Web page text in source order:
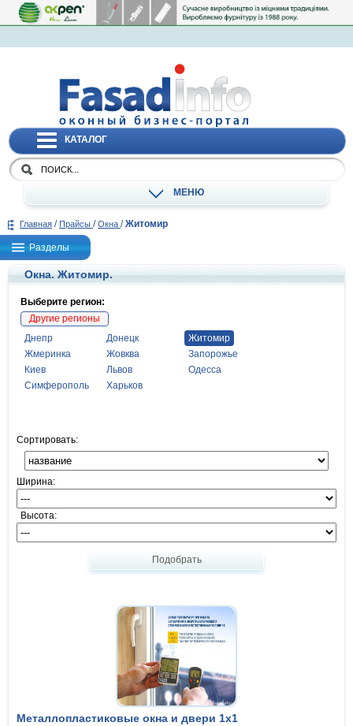
КАТАЛОГ
МЕНЮ
Главная / Прайсы / Окна / Житомир
Разделы
Окна. Житомир.
Выберите регион:
Другие регионы
Днепр
Донецк
Житомир
Жмеринка
Жовква
Запорожье
Киев
Львов
Одесса
Симферополь
Харьков
Сортировать:
Ширина:
Высота:
Подобрать
Металлопластиковые окна и двери 1x1